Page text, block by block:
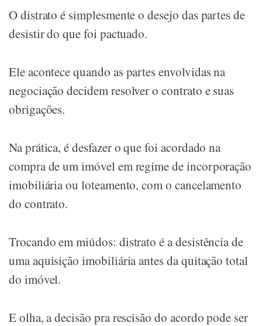
O distrato é simplesmente o desejo das partes de
desistir do que foi pactuado.
Ele acontece quando as partes envolvidas na
negociação decidem resolver o contrato e suas
obrigações.
Na prática, é desfazer o que foi acordado na
compra de um imóvel em regime de incorporação
imobiliária ou loteamento, com o cancelamento
do contrato.
Trocando em miúdos: distrato é a desistência de
uma aquisição imobiliária antes da quitação total
do imóvel.
E olha, a decisão pra rescisão do acordo pode ser